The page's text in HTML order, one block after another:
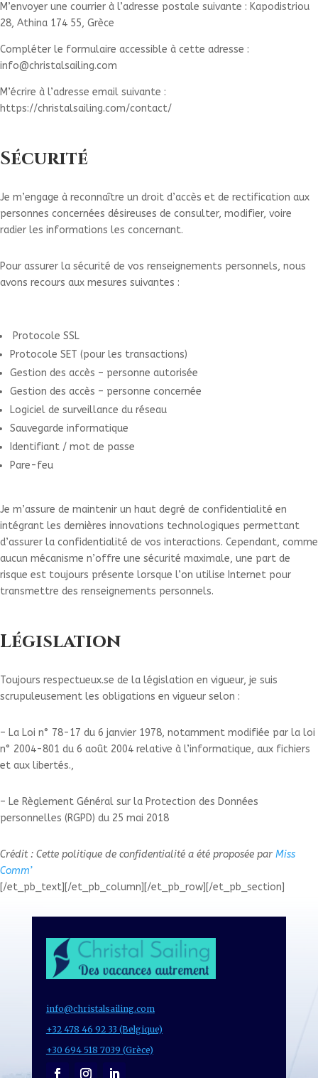
M’envoyer une courrier à l’adresse postale suivante : Kapodistriou
28, Athina 174 55, Grèce
Compléter le formulaire accessible à cette adresse :
info@christalsailing.com
M’écrire à l’adresse email suivante :
https://christalsailing.com/contact/
Sécurité
Je m’engage à reconnaître un droit d’accès et de rectification aux
personnes concernées désireuses de consulter, modifier, voire
radier les informations les concernant.
Pour assurer la sécurité de vos renseignements personnels, nous
avons recours aux mesures suivantes :
Protocole SSL
Protocole SET (pour les transactions)
Gestion des accès – personne autorisée
Gestion des accès – personne concernée
Logiciel de surveillance du réseau
Sauvegarde informatique
Identifiant / mot de passe
Pare-feu
Je m’assure de maintenir un haut degré de confidentialité en
intégrant les dernières innovations technologiques permettant
d’assurer la confidentialité de vos interactions. Cependant, comme
aucun mécanisme n’offre une sécurité maximale, une part de
risque est toujours présente lorsque l’on utilise Internet pour
transmettre des renseignements personnels.
Législation
Toujours respectueux.se de la législation en vigueur, je suis
scrupuleusement les obligations en vigueur selon :
– La Loi n° 78-17 du 6 janvier 1978, notamment modifiée par la loi
n° 2004-801 du 6 août 2004 relative à l’informatique, aux fichiers
et aux libertés.,
– Le Règlement Général sur la Protection des Données
personnelles (RGPD) du 25 mai 2018
Crédit : Cette politique de confidentialité a été proposée par Miss
Comm’
[/et_pb_text][/et_pb_column][/et_pb_row][/et_pb_section]
info@christalsailing.com
+32 478 46 92 33 (Belgique)
+30 694 518 7039 (Grèce)